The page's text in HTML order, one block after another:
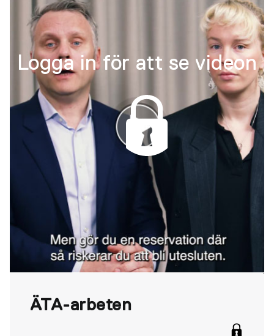
Logga in för att se videon
ÄTA-arbeten